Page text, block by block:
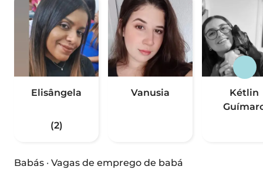
Elisângela
(2)
Vanusia
Kétlin
Babás · Vagas de emprego de babá